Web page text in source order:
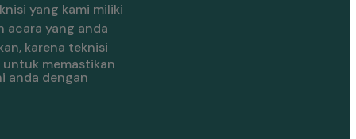
yang kami miliki
acara yang anda
karena teknisi
untuk memastikan
anda dengan